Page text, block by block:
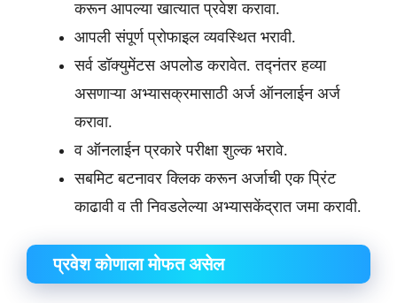
करून आपल्या खात्यात प्रवेश करावा.
आपली संपूर्ण प्रोफाइल व्यवस्थित भरावी.
सर्व डॉक्युमेंटस अपलोड करावेत. तद्नंतर हव्या
असणाऱ्या अभ्यासक्रमासाठी अर्ज ऑनलाईन अर्ज
करावा.
व ऑनलाईन प्रकारे परीक्षा शुल्क भरावे.
सबमिट बटनावर क्लिक करून अर्जाची एक प्रिंट
काढावी व ती निवडलेल्या अभ्यासकेंद्रात जमा करावी.
प्रवेश कोणाला मोफत असेल